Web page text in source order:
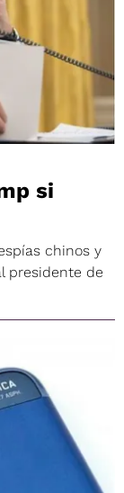
si
chinos y
presidente de